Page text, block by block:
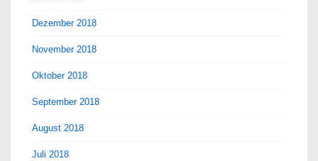
Dezember 2018
November 2018
Oktober 2018
September 2018
August 2018
Juli 2018